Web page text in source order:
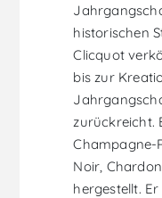
historischen
Clicquot
bis zur
zurückreicht.
Champagne-
Noir,
hergestellt.